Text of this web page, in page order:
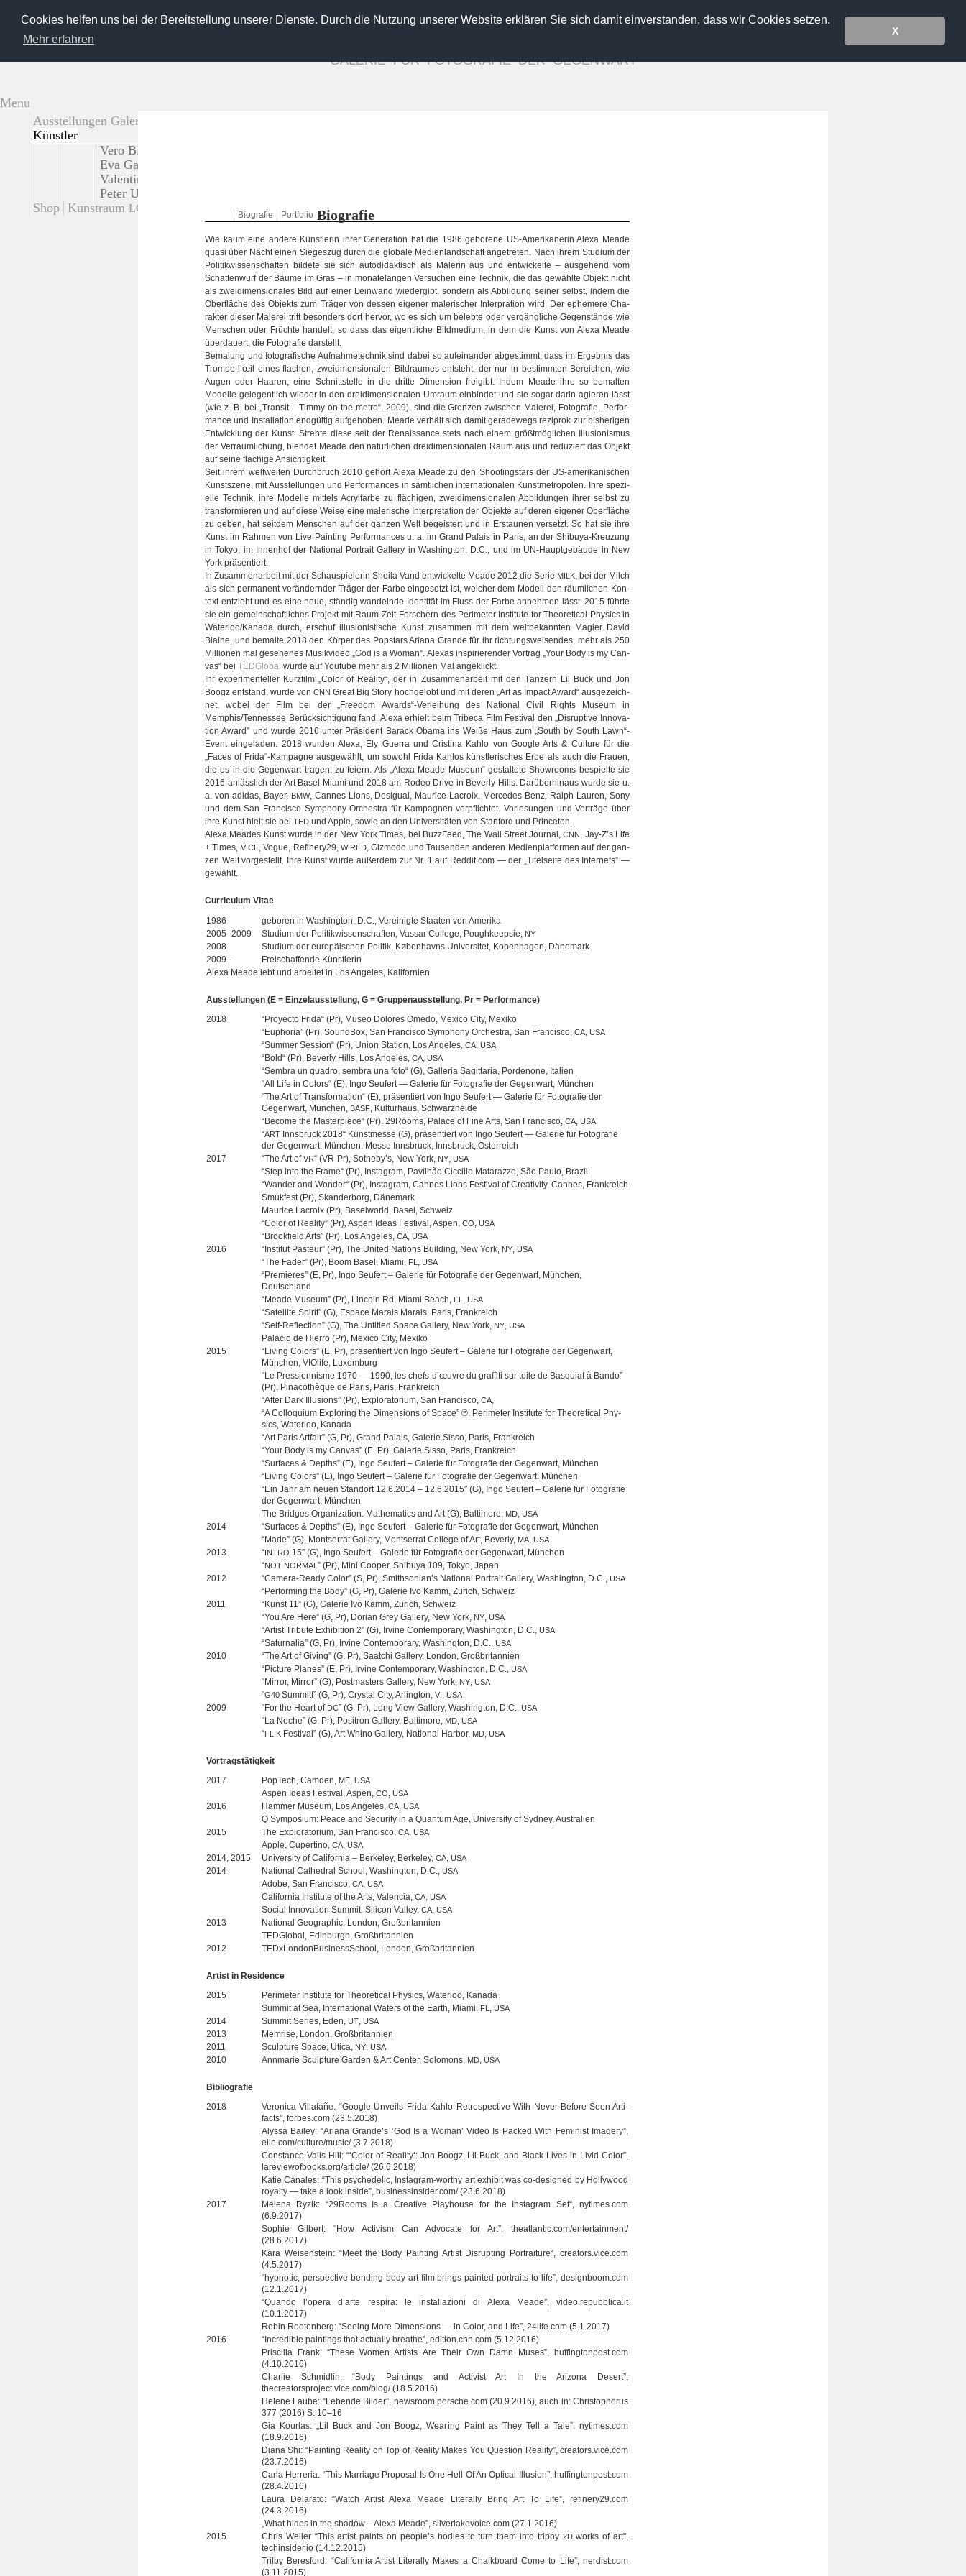
Cookies helfen uns bei der Bereitstellung unserer Dienste. Durch die Nutzung unserer Website erklären Sie sich damit einverstanden, dass wir Cookies setzen.
Mehr erfahren
X
GALLERY FOR CONTEMPORARY PHOTOGRAPHY
GALERIE FÜR FOTOGRAFIE DER GEGENWART
Menu
Ausstellungen Galerie
Künstler
Vero Bielinski
Eva Gantar
Valentina Murabito
Peter Untermaierhofer
Shop Kunstraum LOT Bio­gra­fie Port­fo­lio Bio­gra­fie
Wie kaum eine andere Künst­le­rin ihrer Gene­ra­tion hat die 1986 gebo­rene US-Amerikanerin Alexa Meade
quasi über Nacht einen Sie­ges­zug durch die glo­bale Medi­en­land­schaft ange­tre­ten. Nach ihrem Stu­dium der
Poli­tik­wis­sen­schaf­ten bil­dete sie sich auto­di­dak­tisch als Male­rin aus und ent­wi­ckelte – aus­ge­hend vom
Schat­ten­wurf der Bäume im Gras – in mona­te­lan­gen Ver­su­chen eine Tech­nik, die das gewählte Objekt nicht
als zwei­di­men­sio­na­les Bild auf einer Lein­wand wie­der­gibt, son­dern als Abbil­dung sei­ner selbst, indem die
Ober­flä­che des Objekts zum Trä­ger von des­sen eige­ner male­ri­scher Inter­pra­tion wird. Der ephe­mere Cha­
rak­ter die­ser Male­rei tritt beson­ders dort her­vor, wo es sich um belebte oder ver­gäng­li­che Gegen­stände wie
Men­schen oder Früchte han­delt, so dass das eigent­li­che Bild­me­dium, in dem die Kunst von Alexa Meade
über­dau­ert, die Foto­gra­fie dar­stellt.
Bema­lung und foto­gra­fi­sche Auf­nah­me­tech­nik sind dabei so auf­ein­an­der abge­stimmt, dass im Ergeb­nis das
Trompe-l‘œil eines fla­chen, zweid­men­sio­na­len Bild­rau­mes ent­steht, der nur in bestimm­ten Berei­chen, wie
Augen oder Haa­ren, eine Schnitt­stelle in die dritte Dimen­sion frei­gibt. Indem Meade ihre so bemal­ten
Modelle gele­gent­lich wie­der in den drei­di­men­sio­na­len Umraum ein­bin­det und sie sogar darin agie­ren lässt
(wie z. B. bei „Tran­sit – Timmy on the metro“, 2009), sind die Gren­zen zwi­schen Male­rei, Foto­gra­fie, Per­for­
mance und Instal­la­tion end­gül­tig auf­ge­ho­ben. Meade ver­hält sich damit gera­de­wegs rezi­prok zur bis­he­ri­gen
Ent­wick­lung der Kunst: Strebte diese seit der Renais­sance stets nach einem größt­mög­li­chen Illu­sio­nis­mus
der Ver­räum­li­chung, blen­det Meade den natür­li­chen drei­di­men­sio­na­len Raum aus und redu­ziert das Objekt
auf seine flä­chige Ansich­tig­keit.
Seit ihrem welt­wei­ten Durch­bruch 2010 gehört Alexa Meade zu den Shoo­ting­stars der US-amerikanischen
Kunst­szene, mit Aus­stel­lun­gen und Per­for­man­ces in sämt­li­chen inter­na­tio­na­len Kunst­me­tro­po­len. Ihre spe­zi­
elle Tech­nik, ihre Modelle mit­tels Acryl­farbe zu flä­chi­gen, zwei­di­men­sio­na­len Abbil­dun­gen ihrer selbst zu
trans­for­mie­ren und auf diese Weise eine male­ri­sche Inter­pre­ta­tion der Objekte auf deren eige­ner Ober­flä­che
zu geben, hat seit­dem Men­schen auf der gan­zen Welt begeis­tert und in Erstau­nen ver­setzt. So hat sie ihre
Kunst im Rah­men von Live Pain­ting Per­for­man­ces u. a. im Grand Palais in Paris, an der Shibuya-Kreuzung
in Tokyo, im Innen­hof der Natio­nal Por­trait Gal­lery in Washing­ton, D.C., und im UN-Hauptgebäude in New
York prä­sen­tiert.
In Zusam­men­ar­beit mit der Schau­spie­le­rin Sheila Vand ent­wi­ckelte Meade 2012 die Serie MILK, bei der Milch
als sich per­ma­nent ver­än­dern­der Trä­ger der Farbe ein­ge­setzt ist, wel­cher dem Modell den räum­li­chen Kon­
text ent­zieht und es eine neue, stän­dig wan­delnde Iden­ti­tät im Fluss der Farbe anneh­men lässt. 2015 führte
sie ein gemein­schaft­li­ches Pro­jekt mit Raum-Zeit-Forschern des Peri­me­ter Insti­tute for Theo­re­ti­cal Phy­sics in
Waterloo/Kanada durch, erschuf illu­sio­nis­ti­sche Kunst zusam­men mit dem welt­be­kann­ten Magier David
Blaine, und bemalte 2018 den Kör­per des Pop­stars Ariana Grande für ihr rich­tungs­wei­sen­des, mehr als 250
Mil­lio­nen mal gese­he­nes Musik­vi­deo „God is a Woman“. Ale­xas inspi­rie­ren­der Vor­trag „Your Body is my Can­
vas“ bei TED­Glo­bal wurde auf Youtube mehr als 2 Mil­lio­nen Mal ange­klickt.
Ihr expe­ri­men­tel­ler Kurz­film „Color of Rea­lity“, der in Zusam­men­ar­beit mit den Tän­zern Lil Buck und Jon
Boogz ent­stand, wurde vonCNN Great Big Story hoch­ge­lobt und mit deren „Art as Impact Award“ aus­ge­zeich­
net, wobei der Film bei der „Free­dom Awards“-Verleihung des Natio­nal Civil Rights Museum in
Memphis/Tennessee Berück­sich­ti­gung fand. Alexa erhielt beim Tri­beca Film Fes­ti­val den „Dis­rup­tive Inno­va­
tion Award” und wurde 2016 unter Prä­si­dent Barack Obama ins Weiße Haus zum „South by South Lawn“-
Event ein­ge­la­den. 2018 wur­den Alexa, Ely Guerra und Cris­tina Kahlo von Google Arts & Cul­ture für die
„Faces of Frida“-Kampagne aus­ge­wählt, um sowohl Frida Kah­los künst­le­ri­sches Erbe als auch die Frauen,
die es in die Gegen­wart tra­gen, zu fei­ern. Als „Alexa Meade Museum“ gestal­tete Show­rooms bespielte sie
2016 anläss­lich der Art Basel Miami und 2018 am Rodeo Drive in Beverly Hills. Dar­über­hin­aus wurde sie u.
a. von adi­das, Bayer, BMW, Can­nes Lions, Desi­gual, Mau­rice Lacroix, Mercedes-Benz, Ralph Lau­ren, Sony
und dem San Fran­cisco Sym­phony Orches­tra für Kam­pa­gnen ver­pflich­tet. Vor­le­sun­gen und Vor­träge über
ihre Kunst hielt sie bei TED und Apple, sowie an den Uni­ver­si­tä­ten von Stan­ford und Prin­ce­ton.
Alexa Mea­des Kunst wurde in der New York Times, bei Buz­zFeed, The Wall Street Jour­nal,CNN, Jay-Z’s Life
+ Times, VICE, Vogue, Refinery29, WIRED, Giz­modo und Tau­sen­den ande­ren Medi­en­plat­for­men auf der gan­
zen Welt vor­ge­stellt. Ihre Kunst wurde außer­dem zur Nr. 1 auf Reddit.com — der „Titel­seite des Inter­nets” —
gewählt.
Cur­ri­cu­lum Vitae
1986
gebo­ren in Washing­ton, D.C., Ver­ei­nigte Staa­ten von Amerika
2005–2009
Stu­dium der Poli­tik­wis­sen­schaf­ten, Vas­sar Col­lege, Pough­keep­sie, NY
2008
Stu­dium der euro­päi­schen Poli­tik, Køben­havns Uni­ver­si­tet, Kopen­ha­gen, Dänemark
2009–
Frei­schaf­fende Künstlerin
Alexa Meade lebt und arbei­tet in Los Ange­les, Kalifornien
Aus­stel­lun­gen (E = Ein­zel­aus­stel­lung, G = Grup­pen­aus­stel­lung, Pr = Performance)
2018
“Proyecto Frida“ (Pr), Museo Dolo­res Omedo, Mexico City, Mexiko
“Eupho­ria” (Pr), Sound­Box, San Fran­cisco Sym­phony Orches­tra, San Fran­cisco, CA, USA
“Sum­mer Ses­sion“ (Pr), Union Sta­tion, Los Ange­les, CA, USA
“Bold“ (Pr), Beverly Hills, Los Ange­les, CA, USA
“Sem­bra un qua­dro, sem­bra una foto“ (G), Gal­le­ria Sagit­ta­ria, Por­de­none, Italien
“All Life in Colors“ (E), Ingo Seu­fert — Gale­rie für Foto­gra­fie der Gegen­wart, München
“The Art of Trans­for­ma­tion“ (E), prä­sen­tiert von Ingo Seu­fert — Gale­rie für Foto­gra­fie der
Gegen­wart, Mün­chen, BASF, Kul­tur­haus, Schwarzheide
“Become the Mas­ter­piece“ (Pr), 29Rooms, Palace of Fine Arts, San Fran­cisco, CA, USA
“ART Inns­bruck 2018“ Kunst­messe (G), prä­sen­tiert von Ingo Seu­fert — Gale­rie für Foto­gra­fie
der Gegen­wart, Mün­chen, Messe Inns­bruck, Inns­bruck, Österreich
2017
“The Art ofVR“ (VR-Pr), Sotheby’s, New York, NY, USA
“Step into the Frame“ (Pr), Ins­ta­gram, Pavil­hão Cic­cillo Mata­razzo, São Paulo, Brazil
“Wan­der and Won­der“ (Pr), Ins­ta­gram, Can­nes Lions Fes­ti­val of Crea­ti­vity, Can­nes, Frankreich
Smuk­fest (Pr), Skan­der­borg, Dänemark
Mau­rice Lacroix (Pr), Basel­world, Basel, Schweiz
“Color of Rea­lity” (Pr), Aspen Ideas Fes­ti­val, Aspen, CO, USA
“Brook­field Arts” (Pr), Los Ange­les, CA, USA
2016 “Insti­tut Pas­teur” (Pr), The United Nati­ons Buil­ding, New York, NY, USA
“The Fader” (Pr), Boom Basel, Miami, FL , USA
“Pre­miè­res” (E, Pr), Ingo Seu­fert – Gale­rie für Foto­gra­fie der Gegen­wart, Mün­chen,
Deutschland
“Meade Museum” (Pr), Lin­coln Rd, Miami Beach, FL , USA
“Satel­lite Spi­rit” (G), Espace Marais Marais, Paris, Frankreich
“Self-Reflection” (G), The Untit­led Space Gal­lery, New York, NY, USA
Pala­cio de Hierro (Pr), Mexico City, Mexiko
2015
“Living Colors” (E, Pr), prä­sen­tiert von Ingo Seu­fert – Gale­rie für Foto­gra­fie der Gegen­wart,
Mün­chen, VIO­life, Luxemburg
“Le Pres­si­onnisme 1970 — 1990, les chefs-d’œuvre du graf­fiti sur toile de Bas­quiat à Bando”
(Pr), Pin­aco­t­hèque de Paris, Paris, Frankreich
“After Dark Illu­si­ons” (Pr), Explo­ra­to­rium, San Fran­cisco, CA,
“A Col­lo­quium Explo­ring the Dimen­si­ons of Space” ℗, Peri­me­ter Insti­tute for Theo­re­ti­cal Phy­
sics, Water­loo, Kanada
“Art Paris Art­fair” (G, Pr), Grand Palais, Gale­rie Sisso, Paris, Frankreich
“Your Body is my Can­vas” (E, Pr), Gale­rie Sisso, Paris, Frankreich
“Sur­faces & Depths” (E), Ingo Seu­fert – Gale­rie für Foto­gra­fie der Gegen­wart, München
“Living Colors” (E), Ingo Seu­fert – Gale­rie für Foto­gra­fie der Gegen­wart, München
“Ein Jahr am neuen Stand­ort 12.6.2014 – 12.6.2015″ (G), Ingo Seu­fert – Gale­rie für Foto­gra­fie
der Gegen­wart, München
The Bridges Orga­niza­tion: Mathe­ma­tics and Art (G), Bal­ti­more, MD, USA
2014
“Sur­faces & Depths” (E), Ingo Seu­fert – Gale­rie für Foto­gra­fie der Gegen­wart, München
“Made” (G), Monts­er­rat Gal­lery, Monts­er­rat Col­lege of Art, Beverly, MA, USA
2013 “INTRO 15” (G), Ingo Seu­fert – Gale­rie für Foto­gra­fie der Gegen­wart, München
“NOT NORMAL ” (Pr), Mini Cooper, Shi­buya 109, Tokyo, Japan
2012
“Camera-Ready Color” (S, Pr), Smithsonian’s Natio­nal Por­trait Gal­lery, Washing­ton, D.C., USA
“Per­for­ming the Body” (G, Pr), Gale­rie Ivo Kamm, Zürich, Schweiz
2011
“Kunst 11” (G), Gale­rie Ivo Kamm, Zürich, Schweiz
“You Are Here” (G, Pr), Dorian Grey Gal­lery, New York, NY, USA
“Artist Tri­bute Exhi­bi­tion 2” (G), Irvine Con­tem­porary, Washing­ton, D.C., USA
“Satur­na­lia” (G, Pr), Irvine Con­tem­porary, Washing­ton, D.C., USA
2010
“The Art of Giving” (G, Pr), Saatchi Gal­lery, Lon­don, Großbritannien
“Pic­ture Pla­nes” (E, Pr), Irvine Con­tem­porary, Washing­ton, D.C., USA
“Mir­ror, Mir­ror” (G), Post­mas­ters Gal­lery, New York, NY, USA
“G40 Sum­mitt” (G, Pr), Crys­tal City, Arling­ton, VI, USA
2009 “For the Heart of DC” (G, Pr), Long View Gal­lery, Washing­ton, D.C., USA
“La Noche” (G, Pr), Posi­tron Gal­lery, Bal­ti­more, MD, USA
“FLIK Fes­ti­val” (G), Art Whino Gal­lery, Natio­nal Har­bor, MD, USA
Vor­trags­tä­tig­keit
2017
PopTech, Cam­den, ME, USA
Aspen Ideas Fes­ti­val, Aspen, CO, USA
2016 Ham­mer Museum, Los Ange­les, CA, USA
Q Sym­po­sium: Peace and Secu­rity in a Quan­tum Age, Uni­ver­sity of Syd­ney, Australien
2015
The Explo­ra­to­rium, San Fran­cisco, CA, USA
Apple, Cuper­tino, CA, USA
2014, 2015 Uni­ver­sity of Cali­for­nia – Ber­ke­ley, Ber­ke­ley, CA, USA
2014 Natio­nal Cathe­dral School, Washing­ton, D.C., USA
Adobe, San Fran­cisco, CA, USA
Cali­for­nia Insti­tute of the Arts, Valen­cia, CA, USA
Social Inno­va­tion Sum­mit, Sili­con Val­ley, CA, USA
2013
Natio­nal Geo­gra­phic, Lon­don, Großbritannien
TED­Glo­bal, Edin­burgh, Großbritannien
2012
TEDx­Lon­don­Busi­ness­School, Lon­don, Großbritannien
Artist in Residence
2015
Peri­me­ter Insti­tute for Theo­re­ti­cal Phy­sics, Water­loo, Kanada
Sum­mit at Sea, Inter­na­tio­nal Waters of the Earth, Miami, FL , USA
2014 Sum­mit Series, Eden, UT, USA
2013
Mem­rise, Lon­don, Großbritannien
2011
Sculp­ture Space, Utica, NY, USA
2010 Ann­ma­rie Sculp­ture Gar­den & Art Cen­ter, Solo­mons, MD, USA
Biblio­gra­fie
2018
Vero­nica Vil­laf­añe: “Google Unveils Frida Kahlo Retro­s­pec­tive With Never-Before-Seen Arti­
facts”, forbes.com (23.5.2018)
Alyssa Bai­ley: “Ariana Grande’s ‘God Is a Woman’ Video Is Packed With Femi­nist Imagery”,
elle.com/culture/music/ (3.7.2018)
Con­stance Valis Hill: “‘Color of Rea­lity‘: Jon Boogz, Lil Buck, and Black Lives in Livid Color”,
lareviewofbooks.org/article/ (26.6.2018)
Katie Cana­les: “This psy­che­de­lic, Instagram-worthy art exhi­bit was co-designed by Hol­ly­wood
roy­alty — take a look inside”, businessinsider.com/ (23.6.2018)
2017
Melena Ryzik: “29Rooms Is a Crea­tive Play­house for the Ins­ta­gram Set“, nytimes.com
(6.9.2017)
Sophie Gil­bert: “How Activism Can Advo­cate for Art”, theatlantic.com/entertainment/
(28.6.2017)
Kara Wei­sen­stein: “Meet the Body Pain­ting Artist Dis­rupt­ing Por­trai­ture“, creators.vice.com
(4.5.2017)
“hyp­no­tic, perspective-bending body art film brings pain­ted por­traits to life”, designboom.com
(12.1.2017)
“Quando l’opera d’arte respira: le instal­la­zioni di Alexa Meade”, video.repubblica.it
(10.1.2017)
Robin Roo­ten­berg: “See­ing More Dimen­si­ons — in Color, and Life”, 24life.com (5.1.2017)
2016
“Incredi­ble pain­tings that actually brea­the”, edition.cnn.com (5.12.2016)
Pri­scilla Frank: “These Women Artists Are Their Own Damn Muses”, huffingtonpost.com
(4.10.2016)
Char­lie Schmid­lin: “Body Pain­tings and Activist Art In the Ari­zona Desert”,
thecreatorsproject.vice.com/blog/ (18.5.2016)
Helene Laube: “Lebende Bil­der”, newsroom.porsche.com (20.9.2016), auch in: Chris­to­pho­rus
377 (2016) S. 10–16
Gia Kour­las: „Lil Buck and Jon Boogz, Wea­ring Paint as They Tell a Tale”, nytimes.com
(18.9.2016)
Diana Shi: “Pain­ting Rea­lity on Top of Rea­lity Makes You Ques­tion Rea­lity”, creators.vice.com
(23.7.2016)
Carla Her­re­ria: “This Mar­riage Pro­po­sal Is One Hell Of An Opti­cal Illu­sion”, huffingtonpost.com
(28.4.2016)
Laura Delarato: “Watch Artist Alexa Meade Lite­r­ally Bring Art To Life”, refinery29.com
(24.3.2016)
„What hides in the shadow – Alexa Meade”, silverlakevoice.com (27.1.2016)
2015
Chris Wel­ler “This artist paints on people’s bodies to turn them into trippy 2Dworks of art”,
techinsider.io (14.12.2015)
Trilby Beres­ford: “Cali­for­nia Artist Lite­r­ally Makes a Chalk­board Come to Life”, nerdist.com
(3.11.2015)